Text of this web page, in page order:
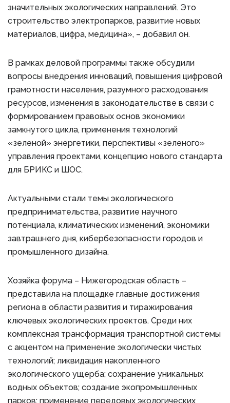
значительных экологических направлений. Это
строительство электропарков, развитие новых
материалов, цифра, медицина», – добавил он.
В рамках деловой программы также обсудили
вопросы внедрения инноваций, повышения цифровой
грамотности населения, разумного расходования
ресурсов, изменения в законодательстве в связи с
формированием правовых основ экономики
замкнутого цикла, применения технологий
«зеленой» энергетики, перспективы «зеленого»
управления проектами, концепцию нового стандарта
для БРИКС и ШОС.
Актуальными стали темы экологического
предпринимательства, развитие научного
потенциала, климатических изменений, экономики
завтрашнего дня, кибербезопасности городов и
промышленного дизайна.
Хозяйка форума – Нижегородская область –
представила на площадке главные достижения
региона в области развития и тиражирования
ключевых экологических проектов. Среди них
комплексная трансформация транспортной системы
с акцентом на применение экологически чистых
технологий; ликвидация накопленного
экологического ущерба; сохранение уникальных
водных объектов; создание экопромышленных
парков; применение передовых экологических